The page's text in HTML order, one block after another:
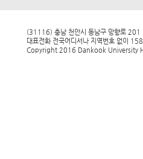
(31116) 충남 천안시 동남구 망향로 201
대표전화 전국어디서나 지역번호 없이
Copyright 2016 Dankook University